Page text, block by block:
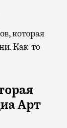
которая
Как-то
Арт